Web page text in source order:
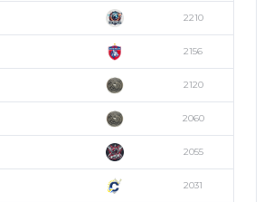
2210
2156
2120
2060
2055
2031